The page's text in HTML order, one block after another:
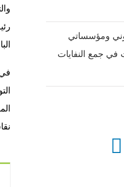
ومؤسساتي
في جمع النفايات